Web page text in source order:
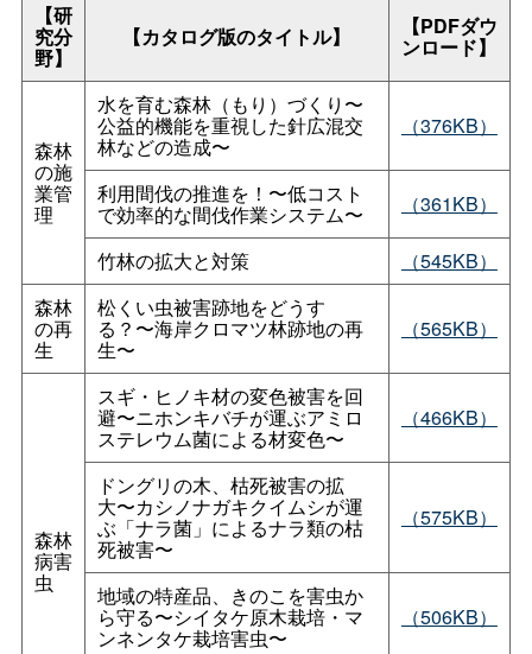
【研
究分
野】
【カタログ版のタイトル】 【PDFダウ
ンロード】
森林
の施
業管
理
水を育む森林（もり）づくり〜
公益的機能を重視した針広混交
林などの造成〜
（376KB）
利用間伐の推進を！〜低コスト
で効率的な間伐作業システム〜 （361KB）
竹林の拡大と対策
（545KB）
森林
の再
生
松くい虫被害跡地をどうす
る？〜海岸クロマツ林跡地の再
生〜
（565KB）
森林
病害
虫
スギ・ヒノキ材の変色被害を回
避〜ニホンキバチが運ぶアミロ
ステレウム菌による材変色〜
（466KB）
ドングリの木、枯死被害の拡
大〜カシノナガキクイムシが運
ぶ「ナラ菌」によるナラ類の枯
死被害〜
（575KB）
地域の特産品、きのこを害虫か
ら守る〜シイタケ原木栽培・マ
ンネンタケ栽培害虫〜
（506KB）